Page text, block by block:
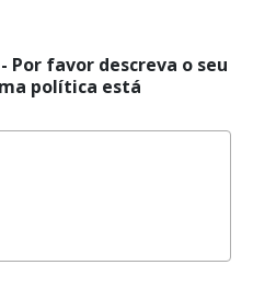
Por favor descreva o seu
política está